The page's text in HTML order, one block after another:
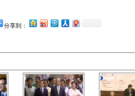
分享到：